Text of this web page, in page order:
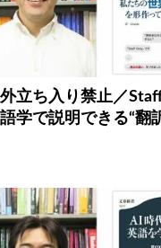
外立ち入り禁止／
学で説明できる“翻